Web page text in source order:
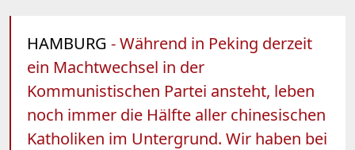
HAMBURG - Während in Peking derzeit
ein Machtwechsel in der
Kommunistischen Partei ansteht, leben
noch immer die Hälfte aller chinesischen
Katholiken im Untergrund. Wir haben bei